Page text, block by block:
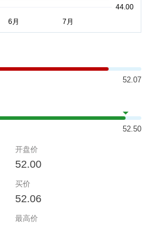
52.07
52.50
开盘价
52.00
买价
52.06
最高价